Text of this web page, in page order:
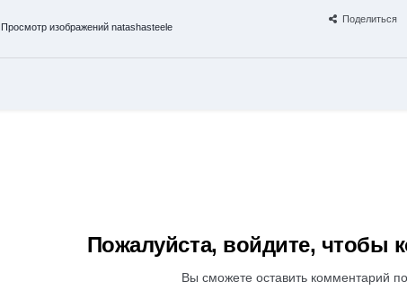
Просмотр изображений natashasteele
Поделиться
Пожалуйста, войдите, чтобы
Вы сможете оставить комментарий